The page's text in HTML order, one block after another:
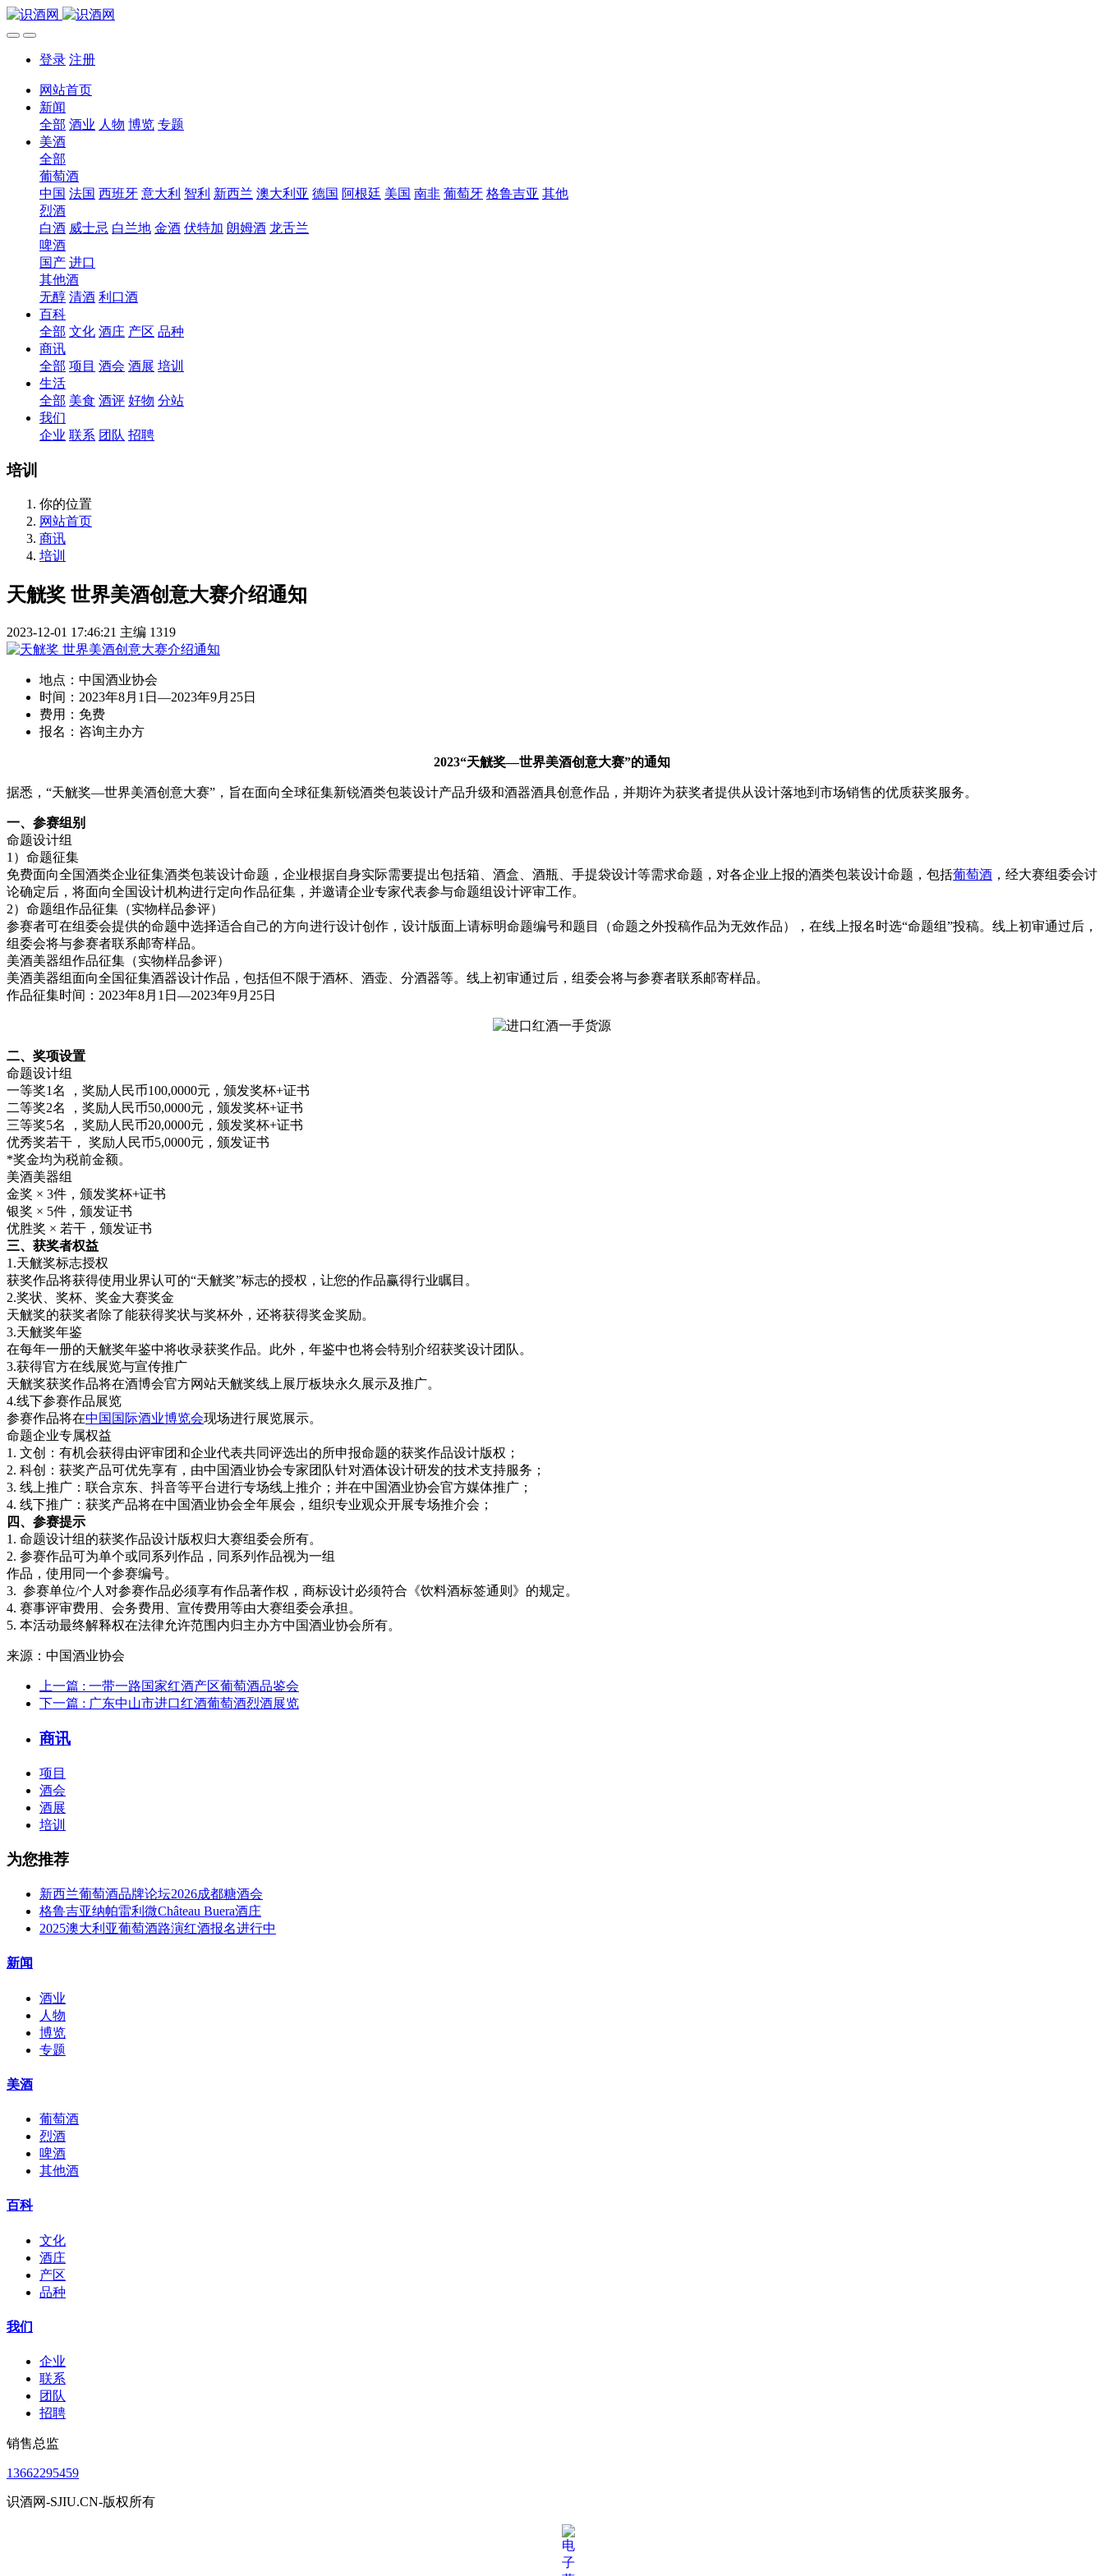
登录 注册
网站首页
新闻
全部 酒业 人物 博览 专题
美酒
全部
葡萄酒
中国 法国 西班牙 意大利 智利 新西兰 澳大利亚 德国 阿根廷 美国 南非 葡萄牙 格鲁吉亚 其他
烈酒
白酒 威士忌 白兰地 金酒 伏特加 朗姆酒 龙舌兰
啤酒
国产 进口
其他酒
无醇 清酒 利口酒
百科
全部 文化 酒庄 产区 品种
商讯
全部 项目 酒会 酒展 培训
生活
全部 美食 酒评 好物 分站
我们
企业 联系 团队 招聘
培训
你的位置
网站首页
商讯
培训
天觥奖 世界美酒创意⼤赛介绍通知
2023-12-01 17:46:21 主编 1319
地点： 中国酒业协会
时间： 2023年8月1日—2023年9月25日
费用： 免费
报名： 咨询主办方
2023“天觥奖—世界美酒创意⼤赛”的通知
据悉，“天觥奖—世界美酒创意大赛”，旨在面向全球征集新锐酒类包装设计产品升级和酒器酒具创意作品，并期许为获奖者提供从设计落地到市场销售的优质获奖服务。
一、参赛组别
命题设计组
1）命题征集
免费面向全国酒类企业征集酒类包装设计命题，企业根据自身实际需要提出包括箱、酒盒、酒瓶、手提袋设计等需求命题，对各企业上报的酒类包装设计命题，包括葡萄酒 ，经大赛组委会讨
论确定后，将面向全国设计机构进行定向作品征集，并邀请企业专家代表参与命题组设计评审工作。
2）命题组作品征集（实物样品参评）
参赛者可在组委会提供的命题中选择适合自己的方向进行设计创作，设计版面上请标明命题编号和题目（命题之外投稿作品为无效作品），在线上报名时选“命题组”投稿。线上初审通过后，
组委会将与参赛者联系邮寄样品。
美酒美器组作品征集（实物样品参评）
美酒美器组面向全国征集酒器设计作品，包括但不限于酒杯、酒壶、分酒器等。线上初审通过后，组委会将与参赛者联系邮寄样品。
作品征集时间：2023年8月1日—2023年9月25日
二、奖项设置
命题设计组
一等奖1名 ，奖励人民币100,0000元，颁发奖杯+证书
二等奖2名 ，奖励人民币50,0000元，颁发奖杯+证书
三等奖5名 ，奖励人民币20,0000元，颁发奖杯+证书
优秀奖若干， 奖励人民币5,0000元，颁发证书
*奖金均为税前金额。
美酒美器组
金奖 × 3件，颁发奖杯+证书
银奖 × 5件，颁发证书
优胜奖 × 若干，颁发证书
三、获奖者权益
1.天觥奖标志授权
获奖作品将获得使用业界认可的“天觥奖”标志的授权，让您的作品赢得行业瞩目。
2.奖状、奖杯、奖金大赛奖金
天觥奖的获奖者除了能获得奖状与奖杯外，还将获得奖金奖励。
3.天觥奖年鉴
在每年一册的天觥奖年鉴中将收录获奖作品。此外，年鉴中也将会特别介绍获奖设计团队。
3.获得官方在线展览与宣传推广
天觥奖获奖作品将在酒博会官方网站天觥奖线上展厅板块永久展示及推广。
4.线下参赛作品展览
参赛作品将在中国国际酒业博览会现场进行展览展示。
命题企业专属权益
1. 文创：有机会获得由评审团和企业代表共同评选出的所申报命题的获奖作品设计版权；
2. 科创：获奖产品可优先享有，由中国酒业协会专家团队针对酒体设计研发的技术支持服务；
3. 线上推广：联合京东、抖音等平台进行专场线上推介；并在中国酒业协会官方媒体推广；
4. 线下推广：获奖产品将在中国酒业协会全年展会，组织专业观众开展专场推介会；
四、参赛提示
1. 命题设计组的获奖作品设计版权归大赛组委会所有。
2. 参赛作品可为单个或同系列作品，同系列作品视为一组
作品，使用同一个参赛编号。
3. 参赛单位/个人对参赛作品必须享有作品著作权，商标设计必须符合《饮料酒标签通则》的规定。
4. 赛事评审费用、会务费用、宣传费用等由大赛组委会承担。
5. 本活动最终解释权在法律允许范围内归主办方中国酒业协会所有。
来源：中国酒业协会
上一篇 : 一带一路国家红酒产区葡萄酒品鉴会
下一篇 : 广东中山市进口红酒葡萄酒烈酒展览
商讯
项目
酒会
酒展
培训
为您推荐
新西兰葡萄酒品牌论坛2026成都糖酒会
格鲁吉亚纳帕雷利微Château Buera酒庄
2025澳大利亚葡萄酒路演红酒报名进行中
新闻
酒业
人物
博览
专题
美酒
葡萄酒
烈酒
啤酒
其他酒
百科
文化
酒庄
产区
品种
我们
企业
联系
团队
招聘
销售总监
13662295459
识酒网-SJIU.CN-版权所有